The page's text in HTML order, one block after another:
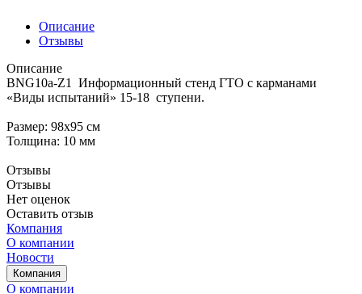
Описание
Отзывы
Описание
BNG10a-Z1 Информационный стенд ГТО с карманами
«Виды испытаний» 15-18 ступени.
Размер: 98х95 см
Толщина: 10 мм
Отзывы
Отзывы
Нет оценок
Оставить отзыв
Компания
О компании
Новости
Компания
О компании